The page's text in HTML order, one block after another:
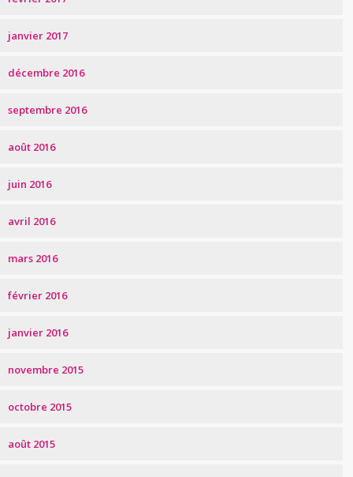
janvier 2017
décembre 2016
septembre 2016
août 2016
juin 2016
avril 2016
mars 2016
février 2016
janvier 2016
novembre 2015
octobre 2015
août 2015